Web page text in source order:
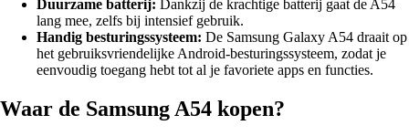
Duurzame batterij: Dankzij de krachtige batterij gaat de A54
lang mee, zelfs bij intensief gebruik.
Handig besturingssysteem: De Samsung Galaxy A54 draait op
het gebruiksvriendelijke Android-besturingssysteem, zodat je
eenvoudig toegang hebt tot al je favoriete apps en functies.
Waar de Samsung A54 kopen?